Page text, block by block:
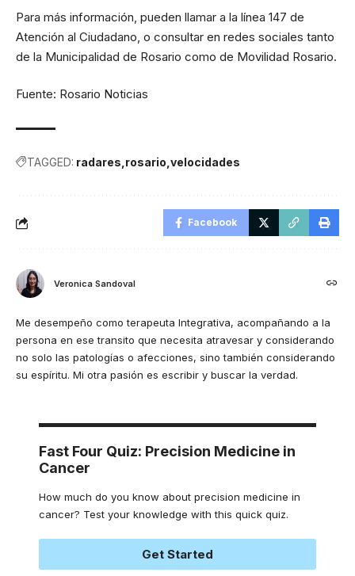
Para más información, pueden llamar a la línea 147 de
Atención al Ciudadano, o consultar en redes sociales tanto
de la Municipalidad de Rosario como de Movilidad Rosario.
Fuente: Rosario Noticias
TAGGED: radares rosario velocidades
Facebook
Veronica Sandoval
Me desempeño como terapeuta Integrativa, acompañando a la
persona en ese transito que necesita atravesar y considerando
no solo las patologías o afecciones, sino también considerando
su espíritu. Mi otra pasión es escribir y buscar la verdad.
Fast Four Quiz: Precision Medicine in
Cancer
How much do you know about precision medicine in
cancer? Test your knowledge with this quick quiz.
Get Started